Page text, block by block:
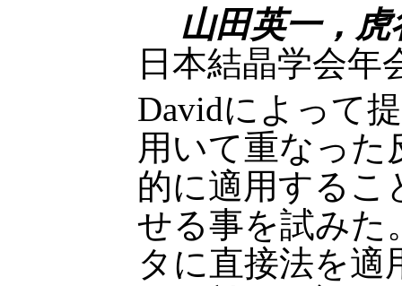
山田英一，虎
日本結晶学会年
Davidによって
用いて重なった
的に適用するこ
せる事を試みた
タに直接法を適